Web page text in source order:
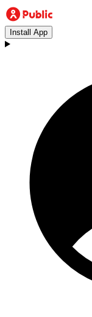
Install App